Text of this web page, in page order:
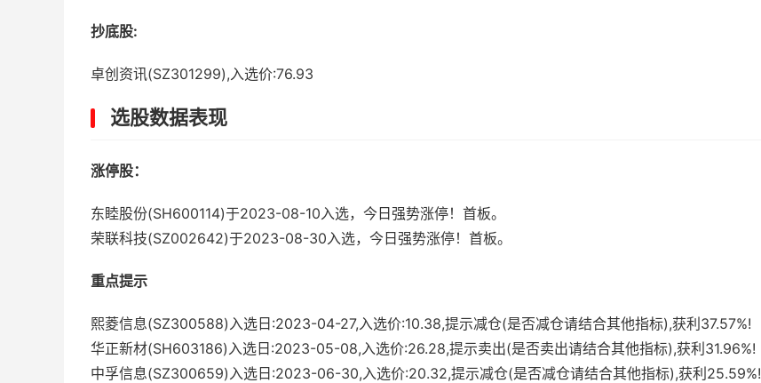
抄底股:
卓创资讯(SZ301299),入选价:76.93
选股数据表现
涨停股：
东睦股份(SH600114)于2023-08-10入选，今日强势涨停！首板。
荣联科技(SZ002642)于2023-08-30入选，今日强势涨停！首板。
重点提示
熙菱信息(SZ300588)入选日:2023-04-27,入选价:10.38,提示减仓(是否减仓请结合其他指标),获利37.57%!
华正新材(SH603186)入选日:2023-05-08,入选价:26.28,提示卖出(是否卖出请结合其他指标),获利31.96%!
中孚信息(SZ300659)入选日:2023-06-30,入选价:20.32,提示减仓(是否减仓请结合其他指标),获利25.59%!